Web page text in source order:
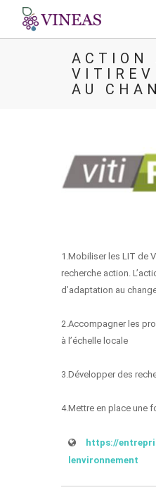
ACTION
VITIREV
AU
1.Mobiliser les LIT de
recherche action.
d’adaptation au
2.Accompagner les
à l’échelle locale
3.Développer des
4.Mettre en place une
https://
lenvironnement